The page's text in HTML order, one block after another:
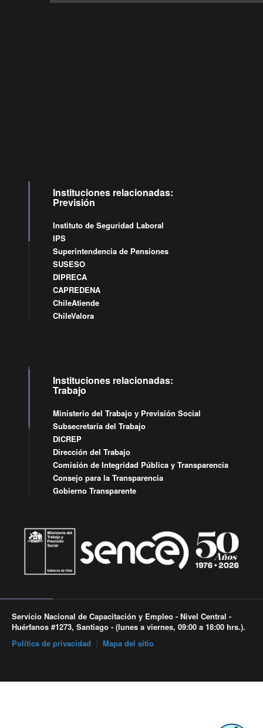
Instituciones relacionadas:
Previsión
Instituto de Seguridad Laboral
IPS
Superintendencia de Pensiones
SUSESO
DIPRECA
CAPREDENA
ChileAtiende
ChileValora
Instituciones relacionadas:
Trabajo
Ministerio del Trabajo y Previsión Social
Subsecretaría del Trabajo
DICREP
Dirección del Trabajo
Comisión de Integridad Pública y Transparencia
Consejo para la Transparencia
Gobierno Transparente
Servicio Nacional de Capacitación y Empleo - Nivel Central -
Huérfanos #1273, Santiago - (lunes a viernes, 09:00 a 18:00 hrs.).
Política de privacidad
Mapa del sitio